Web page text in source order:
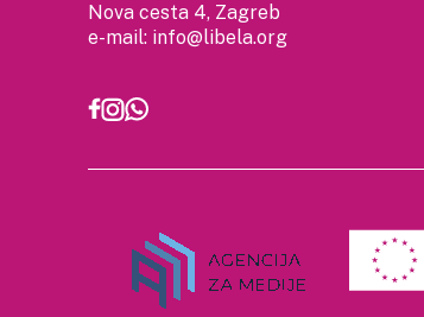
Nova cesta 4, Zagreb
e-mail: info@libela.org